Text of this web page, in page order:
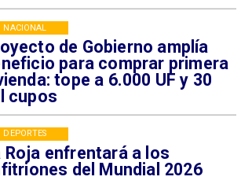
de Gobierno amplía
para comprar primera
tope a 6.000 UF y 30
cupos
NACIONAL
Roja enfrentará a los
del Mundial 2026
DEPORTES